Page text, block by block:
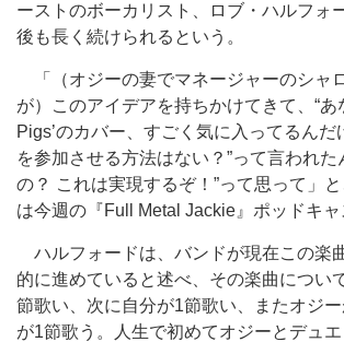
ーストのボーカリスト、ロブ・ハルフォ
後も長く続けられるという。
「（オジーの妻でマネージャーのシャ
が）このアイデアを持ちかけてきて、“あ
Pigs’のカバー、すごく気に入ってるんだ
を参加させる方法はない？”って言われた
の？ これは実現するぞ！”って思って」
は今週の『Full Metal Jackie』ポッドキャ
ハルフォードは、バンドが現在この楽
的に進めていると述べ、その楽曲につい
節歌い、次に自分が1節歌い、またオジ
が1節歌う。人生で初めてオジーとデュエ